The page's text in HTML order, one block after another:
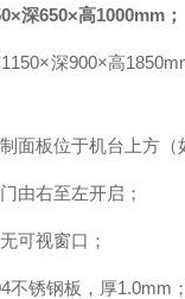
×深650×高1000mm；
深900×高
面板位于机台上方（
由右至左开启；
可视窗口；
不锈钢板，厚1.0mm；